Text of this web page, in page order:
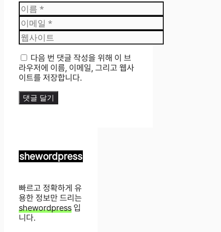
이
름
이
메
일
웹
사
이
트
다음 번 댓글 작성을 위해 이 브
라우저에 이름, 이메일, 그리고 웹사
이트를 저장합니다.
shewordpress
빠르고 정확하게 유
용한 정보만 드리는
shewordpress 입
니다.